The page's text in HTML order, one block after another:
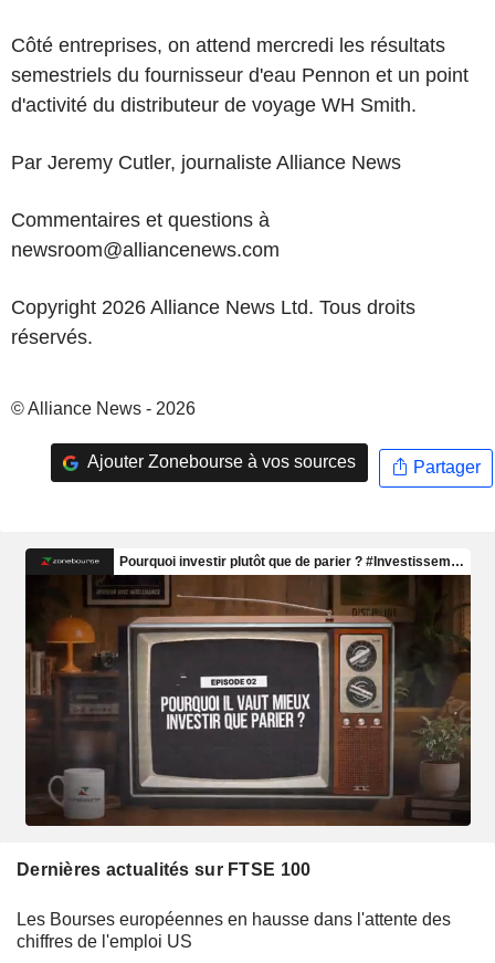
Côté entreprises, on attend mercredi les résultats
semestriels du fournisseur d'eau Pennon et un point
d'activité du distributeur de voyage WH Smith.
Par Jeremy Cutler, journaliste Alliance News
Commentaires et questions à
newsroom@alliancenews.com
Copyright 2026 Alliance News Ltd. Tous droits
réservés.
© Alliance News - 2026
Ajouter Zonebourse à vos sources Partager
Dernières actualités sur FTSE 100
Les Bourses européennes en hausse dans l'attente des
chiffres de l'emploi US